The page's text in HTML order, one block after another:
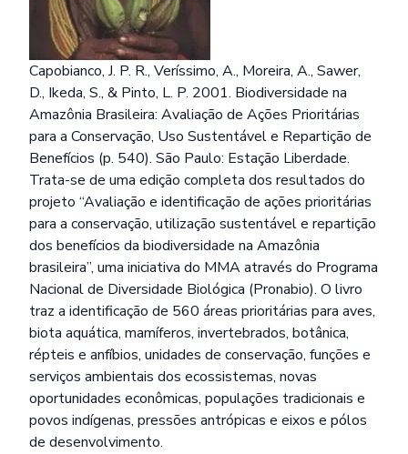
Capobianco, J. P. R., Veríssimo, A., Moreira, A., Sawer,
D., Ikeda, S., & Pinto, L. P. 2001. Biodiversidade na
Amazônia Brasileira: Avaliação de Ações Prioritárias
para a Conservação, Uso Sustentável e Repartição de
Benefícios (p. 540). São Paulo: Estação Liberdade.
Trata-se de uma edição completa dos resultados do
projeto “Avaliação e identificação de ações prioritárias
para a conservação, utilização sustentável e repartição
dos benefícios da biodiversidade na Amazônia
brasileira”, uma iniciativa do MMA através do Programa
Nacional de Diversidade Biológica (Pronabio). O livro
traz a identificação de 560 áreas prioritárias para aves,
biota aquática, mamíferos, invertebrados, botânica,
répteis e anfíbios, unidades de conservação, funções e
serviços ambientais dos ecossistemas, novas
oportunidades econômicas, populações tradicionais e
povos indígenas, pressões antrópicas e eixos e pólos
de desenvolvimento.